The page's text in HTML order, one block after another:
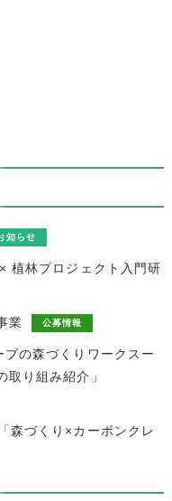
知らせ
植林プロジェクト入門研
業 公募情報
の森づくりワークスー
り組み紹介」
森づくり×カーボンクレ